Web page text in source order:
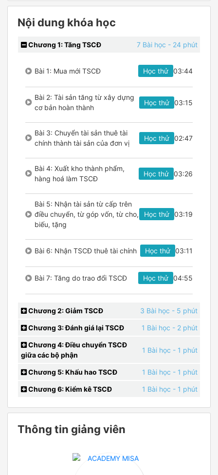
Nội dung khóa học
Chương 1: Tăng TSCĐ 7 Bài học - 24 phút
Bài 1: Mua mới TSCĐ Học thử 03:44
Bài 2: Tài sản tăng từ xây dựng
cơ bản hoàn thành
Học thử 03:15
Bài 3: Chuyển tài sản thuê tài
chính thành tài sản của đơn vị
Học thử 02:47
Bài 4: Xuất kho thành phẩm,
hàng hoá làm TSCĐ
Học thử 03:26
Bài 5: Nhận tài sản từ cấp trên
điều chuyển, từ góp vốn, từ cho,
biếu, tặng
Học thử 03:19
Bài 6: Nhận TSCĐ thuê tài chính Học thử 03:11
Bài 7: Tăng do trao đổi TSCĐ Học thử 04:55
Chương 2: Giảm TSCĐ 3 Bài học - 5 phút
Chương 3: Đánh giá lại TSCĐ 1 Bài học - 2 phút
Chương 4: Điều chuyển TSCĐ
giữa các bộ phận
1 Bài học - 1 phút
Chương 5: Khấu hao TSCĐ 1 Bài học - 1 phút
Chương 6: Kiểm kê TSCĐ 1 Bài học - 1 phút
Thông tin giảng viên